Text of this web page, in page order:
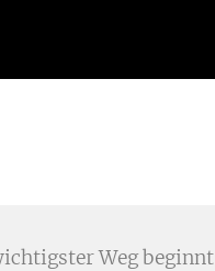
Weg beginnt